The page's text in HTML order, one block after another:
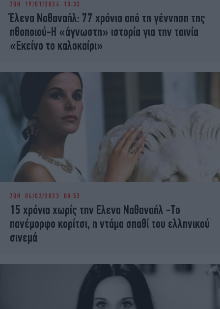
iBOOKS
OSCARS
THE OCEAN
MEDIA
ELAMEFORA
ΖΩΗ 19/01/2024 13:33
Έλενα Ναθαναήλ: 77 χρόνια από τη γέννηση της
ηθοποιού-Η «άγνωστη» ιστορία για την ταινία
«Εκείνο το καλοκαίρι»
ΖΩΗ 04/03/2023 08:53
15 χρόνια χωρίς την Ελενα Ναθαναήλ -Το
πανέμορφο κορίτσι, η ντάμα σπαθί του ελληνικού
σινεμά